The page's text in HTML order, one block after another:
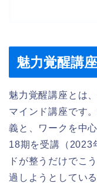
魅力覚醒講
魅力覚醒講座とは
マインド講座です
義と、ワークを中
18期を受講（2023
ドが整うだけでこ
過しようとしてい